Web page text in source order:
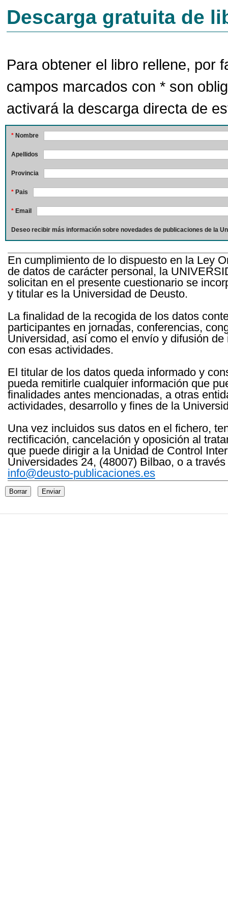
Descarga gratuita de
Para obtener el libro rellene, por
campos marcados con * son
activará la descarga directa de
* Nombre
Apellidos
Provincia
* Pais
* Email
Deseo recibir más información sobre novedades de publicaciones de la
En cumplimiento de lo dispuesto en la Ley
de datos de carácter personal, la
solicitan en el presente cuestionario se
y titular es la Universidad de Deusto.
La finalidad de la recogida de los datos
participantes en jornadas, conferencias,
Universidad, así como el envío y difusión
con esas actividades.
El titular de los datos queda informado y
pueda remitirle cualquier información que
finalidades antes mencionadas, a otras
actividades, desarrollo y fines de la
Una vez incluidos sus datos en el fichero,
rectificación, cancelación y oposición al
que puede dirigir a la Unidad de Control
Universidades 24, (48007) Bilbao, o a
info@deusto-publicaciones.es
Borrar Enviar